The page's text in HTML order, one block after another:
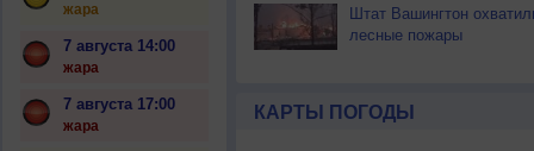
жара
7 августа 14:00
жара
7 августа 17:00
жара
Штат Вашингтон
лесные пожары
КАРТЫ ПОГОДЫ